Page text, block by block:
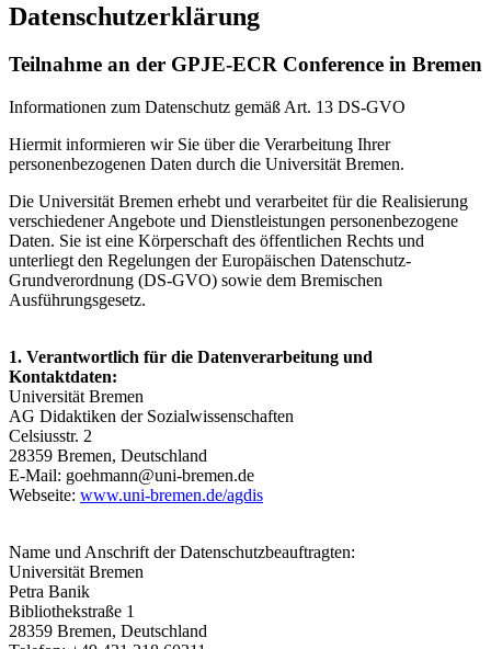
Datenschutzerklärung
Teilnahme an der GPJE-ECR Conference in Bremen
Informationen zum Datenschutz gemäß Art. 13 DS-GVO
Hiermit informieren wir Sie über die Verarbeitung Ihrer
personenbezogenen Daten durch die Universität Bremen.
Die Universität Bremen erhebt und verarbeitet für die Realisierung
verschiedener Angebote und Dienstleistungen personenbezogene
Daten. Sie ist eine Körperschaft des öffentlichen Rechts und
unterliegt den Regelungen der Europäischen Datenschutz-
Grundverordnung (DS-GVO) sowie dem Bremischen
Ausführungsgesetz.
1. Verantwortlich für die Datenverarbeitung und
Kontaktdaten:
Universität Bremen
AG Didaktiken der Sozialwissenschaften
Celsiusstr. 2
28359 Bremen, Deutschland
E-Mail: goehmann@uni-bremen.de
Webseite: www.uni-bremen.de/agdis
Name und Anschrift der Datenschutzbeauftragten:
Universität Bremen
Petra Banik
Bibliothekstraße 1
28359 Bremen, Deutschland